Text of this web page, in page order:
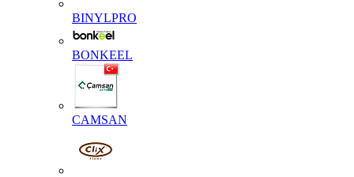
BINYLPRO
BONKEEL
CAMSAN